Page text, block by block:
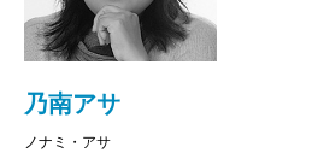
乃南アサ
ノナミ・アサ